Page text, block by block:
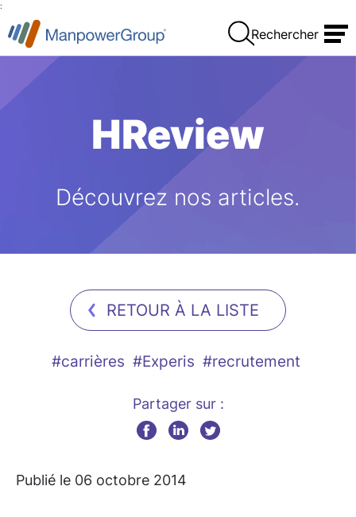
:
Rechercher
HReview
Découvrez nos articles.
RETOUR À LA LISTE
#carrières #Experis #recrutement
Partager sur :
Publié le 06 octobre 2014